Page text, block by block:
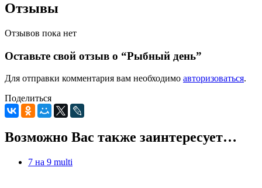
Отзывы
Отзывов пока нет
Оставьте свой отзыв о “Рыбный день”
Для отправки комментария вам необходимо авторизоваться.
Поделиться
Возможно Вас также заинтересует…
7 на 9 multi